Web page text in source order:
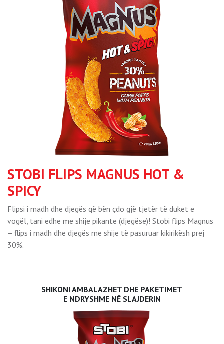
STOBI FLIPS MAGNUS HOT &
SPICY
Flipsi i madh dhe djegës që bën çdo gjë tjetër të duket e
vogël, tani edhe me shije pikante (djegëse)! Stobi flips Magnus
– flips i madh dhe djegës me shije të pasuruar kikirikësh prej
30%.
SHIKONI AMBALAZHET DHE PAKETIMET
E NDRYSHME NË SLAJDERIN